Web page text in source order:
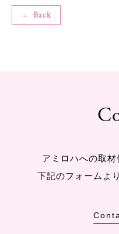
← Back
アミロハへの取
下記のフォームよ